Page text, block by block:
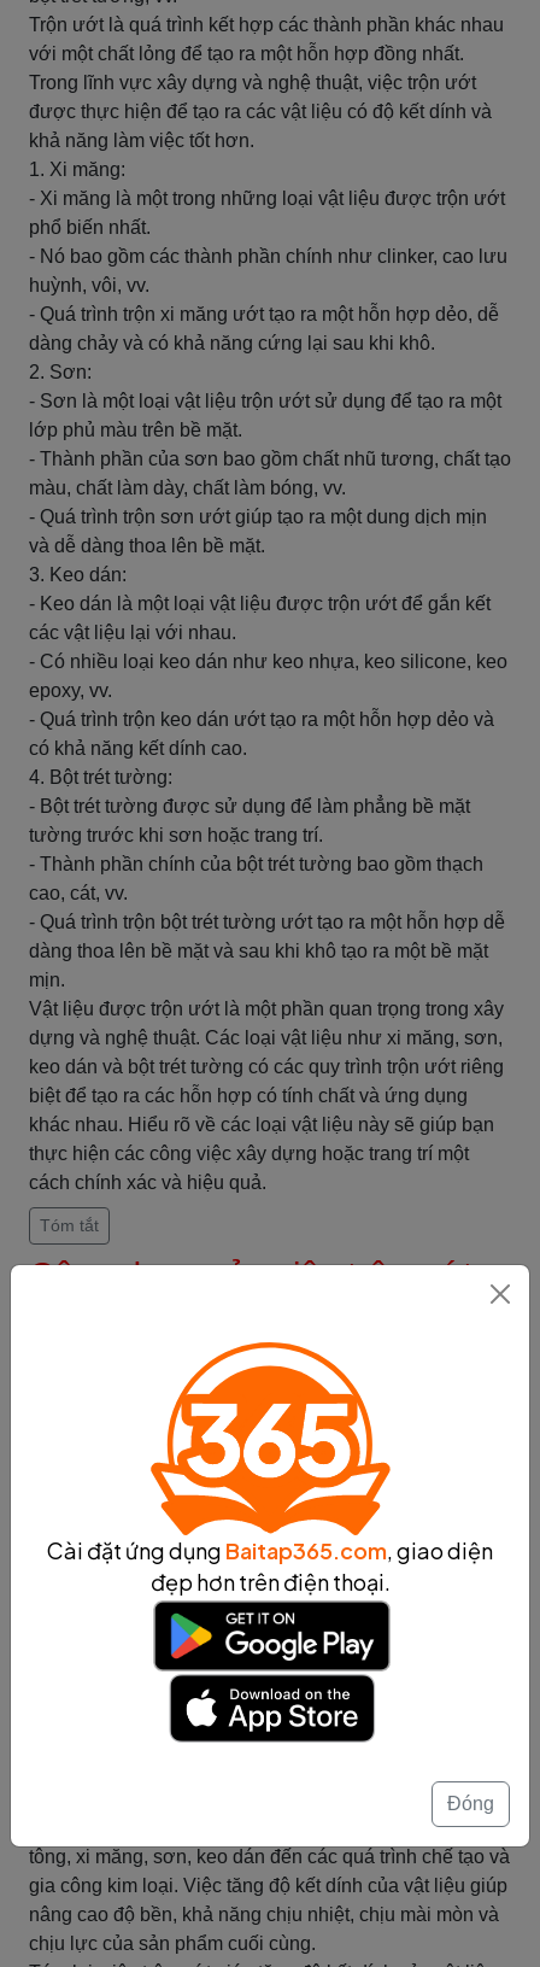
Trộn ướt là quá trình kết hợp các thành phần khác nhau
với một chất lỏng để tạo ra một hỗn hợp đồng nhất.
Trong lĩnh vực xây dựng và nghệ thuật, việc trộn ướt
được thực hiện để tạo ra các vật liệu có độ kết dính và
khả năng làm việc tốt hơn.
1. Xi măng:
- Xi măng là một trong những loại vật liệu được trộn ướt
phổ biến nhất.
- Nó bao gồm các thành phần chính như clinker, cao lưu
huỳnh, vôi, vv.
- Quá trình trộn xi măng ướt tạo ra một hỗn hợp dẻo, dễ
dàng chảy và có khả năng cứng lại sau khi khô.
2. Sơn:
- Sơn là một loại vật liệu trộn ướt sử dụng để tạo ra một
lớp phủ màu trên bề mặt.
- Thành phần của sơn bao gồm chất nhũ tương, chất tạo
màu, chất làm dày, chất làm bóng, vv.
- Quá trình trộn sơn ướt giúp tạo ra một dung dịch mịn
và dễ dàng thoa lên bề mặt.
3. Keo dán:
- Keo dán là một loại vật liệu được trộn ướt để gắn kết
các vật liệu lại với nhau.
- Có nhiều loại keo dán như keo nhựa, keo silicone, keo
epoxy, vv.
- Quá trình trộn keo dán ướt tạo ra một hỗn hợp dẻo và
có khả năng kết dính cao.
4. Bột trét tường:
- Bột trét tường được sử dụng để làm phẳng bề mặt
tường trước khi sơn hoặc trang trí.
- Thành phần chính của bột trét tường bao gồm thạch
cao, cát, vv.
- Quá trình trộn bột trét tường ướt tạo ra một hỗn hợp dễ
dàng thoa lên bề mặt và sau khi khô tạo ra một bề mặt
mịn.
Vật liệu được trộn ướt là một phần quan trọng trong xây
dựng và nghệ thuật. Các loại vật liệu như xi măng, sơn,
keo dán và bột trét tường có các quy trình trộn ướt riêng
biệt để tạo ra các hỗn hợp có tính chất và ứng dụng
khác nhau. Hiểu rõ về các loại vật liệu này sẽ giúp bạn
thực hiện các công việc xây dựng hoặc trang trí một
cách chính xác và hiệu quả.
Tóm tắt
Công dụng của việc trộn ướt
Tăng độ kết dính là một trong những công dụng quan
trọng của việc trộn ướt trong quá trình sản xuất và xử lý
vật liệu. Khi trộn ướt, các thành phần của vật liệu được
hòa trộn với một chất lỏng, thường là nước, tạo thành
một hỗn hợp đồng nhất.
Quá trình trộn ướt giúp tăng độ kết dính của vật liệu
bằng cách làm cho các thành phần của nó liên kết chặt
chẽ với nhau và với nền mà chúng được áp dụng. Khi
hỗn hợp được trộn ướt, các hạt, hợp chất hoặc phân tử
trong vật liệu sẽ được phân tán đều trong chất lỏng, tạo
ra một sự liên kết mạnh mẽ giữa chúng.
Việc trộn ướt cũng giúp tạo ra một môi trường thuận lợi
cho quá trình kết tủa, thủy phân hoặc phản ứng hóa học
khác xảy ra. Khi các thành phần của vật liệu tương tác
Điều này rất hữu ích trong nhiều lĩnh vực, từ sản xuất bê
tông, xi măng, sơn, keo dán đến các quá trình chế tạo và
gia công kim loại. Việc tăng độ kết dính của vật liệu giúp
nâng cao độ bền, khả năng chịu nhiệt, chịu mài mòn và
chịu lực của sản phẩm cuối cùng.
Cài đặt ứng dụng Baitap365.com, giao diện
đẹp hơn trên điện thoại.
Đóng